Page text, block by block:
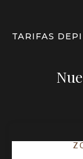
TARIFAS